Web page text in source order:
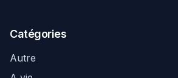
Catégories
Autre